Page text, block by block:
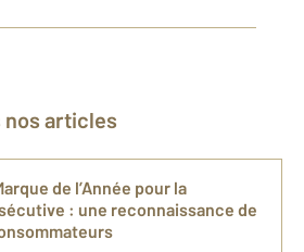
nos articles
de l’Année pour la
: une reconnaissance de